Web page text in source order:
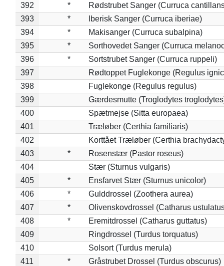
392
*
Rødstrubet Sanger (Curruca
393
*
Iberisk Sanger (Curruca iberiae)
394
*
Makisanger (Curruca subalpina)
395
*
Sorthovedet Sanger (Curruca
396
*
Sortstrubet Sanger (Curruca ruppeli)
397
Rødtoppet Fuglekonge (Regulus
398
Fuglekonge (Regulus regulus)
399
Gærdesmutte (Troglodytes
400
Spætmejse (Sitta europaea)
401
Træløber (Certhia familiaris)
402
Korttået Træløber (Certhia
403
*
Rosenstær (Pastor roseus)
404
Stær (Sturnus vulgaris)
405
*
Ensfarvet Stær (Sturnus unicolor)
406
*
Gulddrossel (Zoothera aurea)
407
*
Olivenskovdrossel (Catharus
408
*
Eremitdrossel (Catharus guttatus)
409
Ringdrossel (Turdus torquatus)
410
Solsort (Turdus merula)
411
*
Gråstrubet Drossel (Turdus obscurus)